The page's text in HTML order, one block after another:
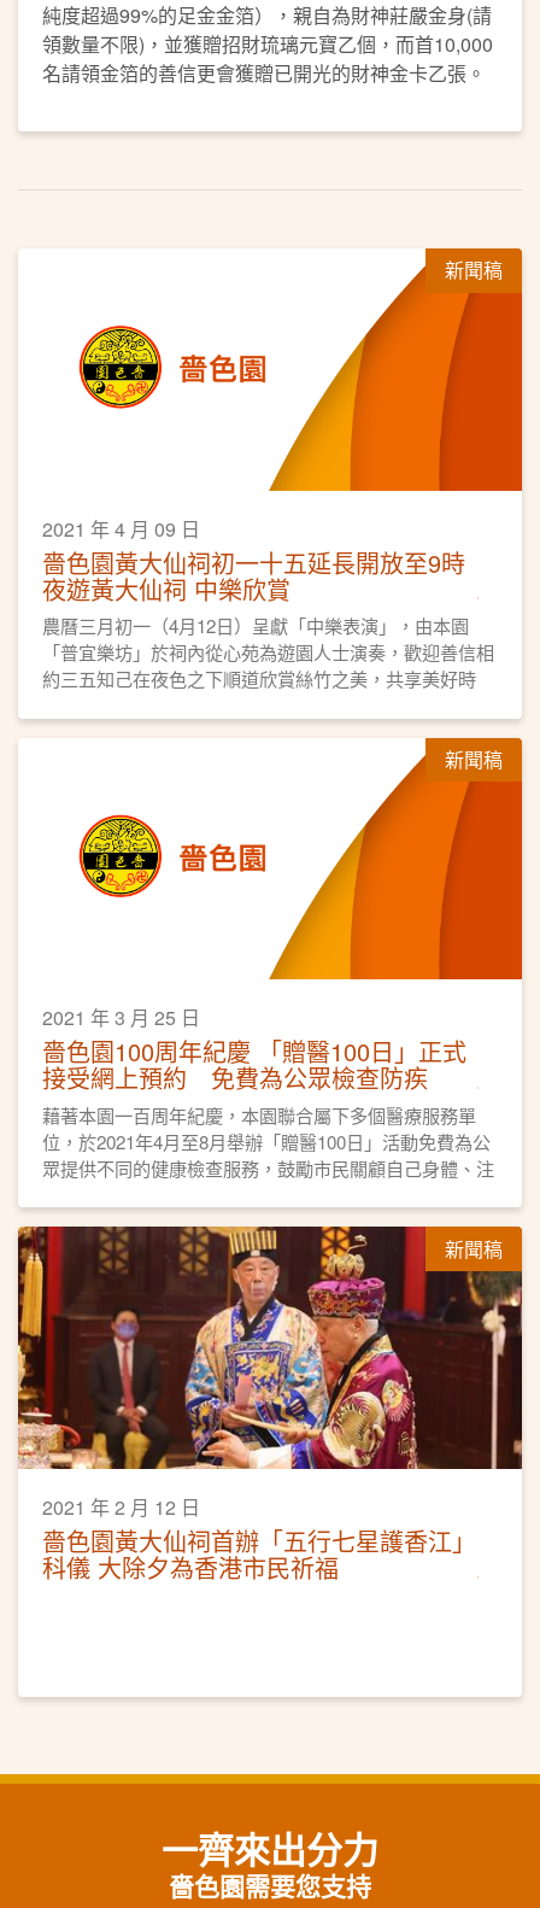
純度超過99%的足金金箔），親自為財神莊嚴金身(請
領數量不限)，並獲贈招財琉璃元寶乙個，而首10,000
名請領金箔的善信更會獲贈已開光的財神金卡乙張。
新聞稿
2021 年 4 月 09 日
嗇色園黃大仙祠初一十五延長開放至9時
夜遊黃大仙祠 中樂欣賞
農曆三月初一（4月12日）呈獻「中樂表演」，由本園
「普宜樂坊」於祠內從心苑為遊園人士演奏，歡迎善信相
約三五知己在夜色之下順道欣賞絲竹之美，共享美好時
新聞稿
2021 年 3 月 25 日
嗇色園100周年紀慶 「贈醫100日」正式
接受網上預約 免費為公眾檢查防疾
藉著本園一百周年紀慶，本園聯合屬下多個醫療服務單
位，於2021年4月至8月舉辦「贈醫100日」活動免費為公
眾提供不同的健康檢查服務，鼓勵市民關顧自己身體、注
新聞稿
2021 年 2 月 12 日
嗇色園黃大仙祠首辦「五行七星護香江」
科儀 大除夕為香港市民祈福
一齊來出分力
嗇色園需要您支持